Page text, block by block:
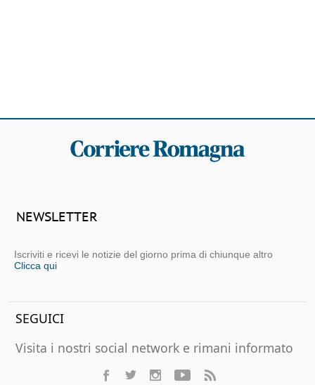
NEWSLETTER
Iscriviti e ricevi le notizie del giorno prima di chiunque altro
Clicca qui
SEGUICI
Visita i nostri social network e rimani informato